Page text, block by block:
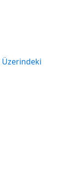
Üzerindeki